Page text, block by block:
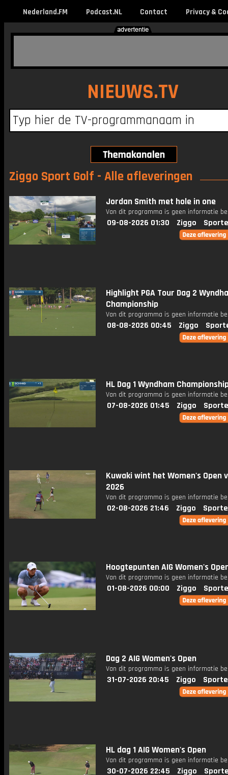
Nederland.FM Podcast.NL Contact Privacy &
NIEUWS.TV
Ziggo Sport Golf - Alle afleveringen
Jordan Smith met hole in one
Van dit programma is geen informatie
09-08-2026 01:30 Ziggo
Highlight PGA Tour Dag 2
Championship
Van dit programma is geen informatie
08-08-2026 00:45 Ziggo
HL Dag 1 Wyndham
Van dit programma is geen informatie
07-08-2026 01:45 Ziggo
Kuwaki wint het Women's Open
2026
Van dit programma is geen informatie
02-08-2026 21:46 Ziggo
Hoogtepunten AIG Women's
Van dit programma is geen informatie
01-08-2026 00:00 Ziggo
Dag 2 AIG Women's Open
Van dit programma is geen informatie
31-07-2026 20:45 Ziggo
HL dag 1 AIG Women's Open
Van dit programma is geen informatie
30-07-2026 22:45 Ziggo